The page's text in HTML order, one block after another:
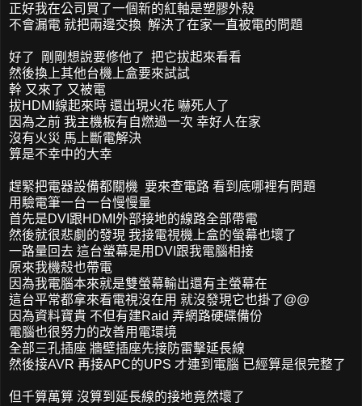
正好我在公司買了一個新的紅軸是塑膠外殼
不會漏電 就把兩邊交換 解決了在家一直被電的問題
好了 剛剛想說要修他了 把它拔起來看看
然後換上其他台機上盒要來試試
幹 又來了 又被電
拔HDMI線起來時 還出現火花 嚇死人了
因為之前 我主機板有自燃過一次 幸好人在家
沒有火災 馬上斷電解決
算是不幸中的大幸
趕緊把電器設備都關機 要來查電路 看到底哪裡有問題
用驗電筆一台一台慢慢量
首先是DVI跟HDMI外部接地的線路全部帶電
然後就很悲劇的發現 我接電視機上盒的螢幕也壞了
一路量回去 這台螢幕是用DVI跟我電腦相接
原來我機殼也帶電
因為我電腦本來就是雙螢幕輸出還有主螢幕在
這台平常都拿來看電視沒在用 就沒發現它也掛了@@
因為資料寶貴 不但有建Raid 弄網路硬碟備份
電腦也很努力的改善用電環境
全部三孔插座 牆壁插座先接防雷擊延長線
然後接AVR 再接APC的UPS 才連到電腦 已經算是很完整了
但千算萬算 沒算到延長線的接地竟然壞了